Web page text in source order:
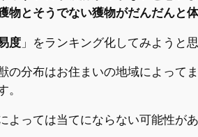
物とそうでない獲物がだんだんと
度 」をランキング化してみようと思
の分布はお住まいの地域によっ
。
っては当てにならない可能性が